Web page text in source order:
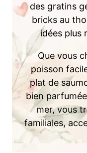
des gratins
bricks au
idées plus
Que vous
poisson
plat de
bien
mer, vous
familiales,